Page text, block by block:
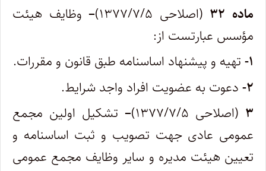
ماده ۳۲
(اصلاحی ۱۳۷۷/۷/۵) –وظایف هیئت
مؤسس عبارتست از:
۱- تهیه و پیشنهاد اساسنامه طبق قانون و مقررات.
۲- دعوت به عضویت افراد واجد شرایط.
۳ (اصلاحی ۱۳۷۷/۷/۵) – تشکیل اولین مجمع
عمومی عادی جهت تصویب و ثبت اساسنامه و
تعیین هیئت مدیره و سایر وظایف مجمع عمومی